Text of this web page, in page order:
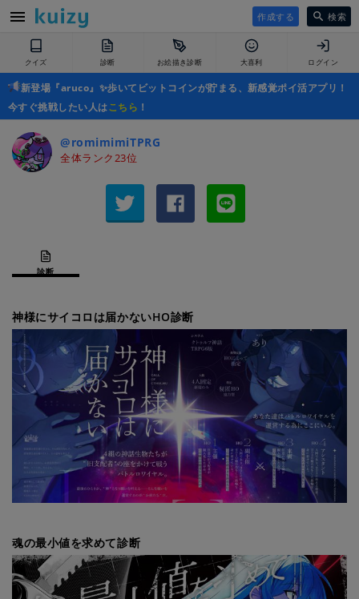
作成する 検索
クイズ 診断 お絵描き診断 大喜利 ログイン
新登場『aruco』✨歩いてビットコインが貯まる、新感覚ポイ活アプリ！
今すぐ挑戦したい人はこちら ！
@romimimiTPRG
全体ランク23位
診断
神様にサイコロは届かないHO診断
魂の最小値を求めて診断